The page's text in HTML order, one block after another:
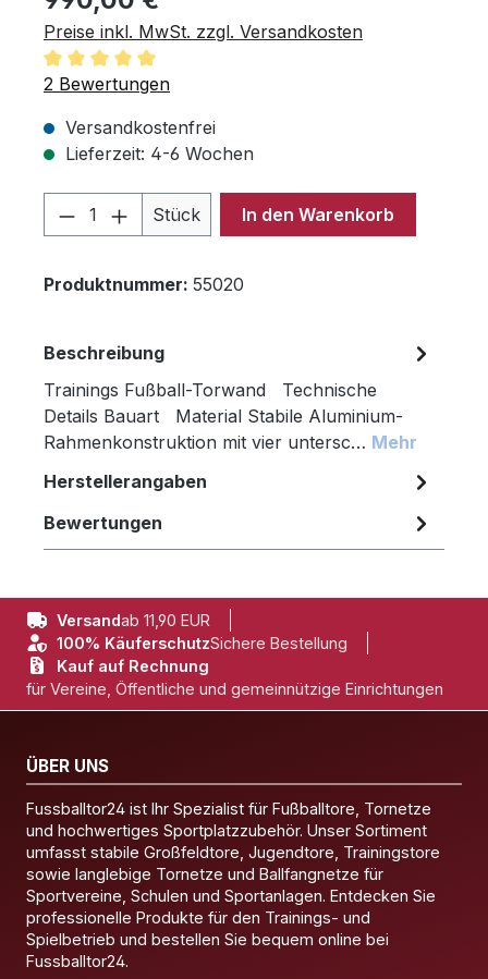
Preise inkl. MwSt. zzgl. Versandkosten
Durchschnittliche Bewertung von 5 von 5 Sternen
2 Bewertungen
Versandkostenfrei
Lieferzeit: 4-6 Wochen
Produkt Anzahl: Gib den
Stück In den Warenkorb
Produktnummer: 55020
Beschreibung
Trainings Fußball-Torwand Technische
Details Bauart Material Stabile Aluminium-
Rahmenkonstruktion mit vier untersc… Mehr
Herstellerangaben
Bewertungen
Versandab 11,90 EUR
100% KäuferschutzSichere Bestellung
Kauf auf Rechnung
für Vereine, Öffentliche und gemeinnützige Einrichtungen
ÜBER UNS
Fussballtor24 ist Ihr Spezialist für Fußballtore, Tornetze
und hochwertiges Sportplatzzubehör. Unser Sortiment
umfasst stabile Großfeldtore, Jugendtore, Trainingstore
sowie langlebige Tornetze und Ballfangnetze für
Sportvereine, Schulen und Sportanlagen. Entdecken Sie
professionelle Produkte für den Trainings- und
Spielbetrieb und bestellen Sie bequem online bei
Fussballtor24.